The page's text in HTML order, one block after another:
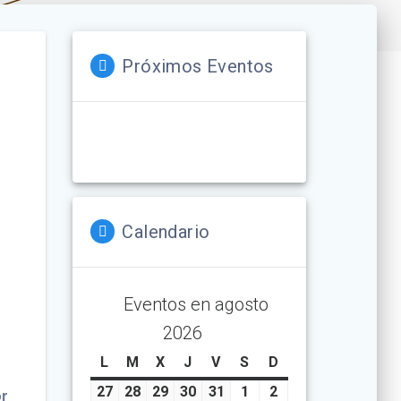
Próximos Eventos
Calendario
Eventos en agosto
2026
L lunes
M martes
Xmiércoles
J jueves
Vviernes
S sábado
D
27 julio
28 julio
29 julio
30 julio
31 julio
1
agosto
2